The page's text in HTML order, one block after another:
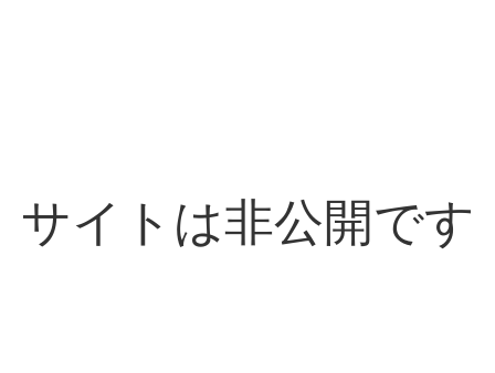
サイトは非公開です